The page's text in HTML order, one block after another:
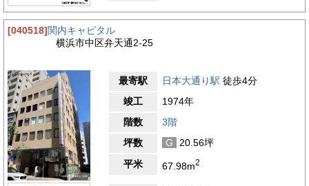
[040518]関内キャピタル
横浜市中区弁天通2-25
最寄駅 日本大通り駅 徒歩4分
竣工
1974年
階数
3階
坪数
G
20.56坪
平米
67.98m2